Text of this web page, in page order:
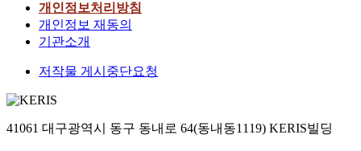
개인정보처리방침
개인정보 재동의
기관소개
저작물 게시중단요청
41061 대구광역시 동구 동내로 64(동내동1119) KERIS빌딩